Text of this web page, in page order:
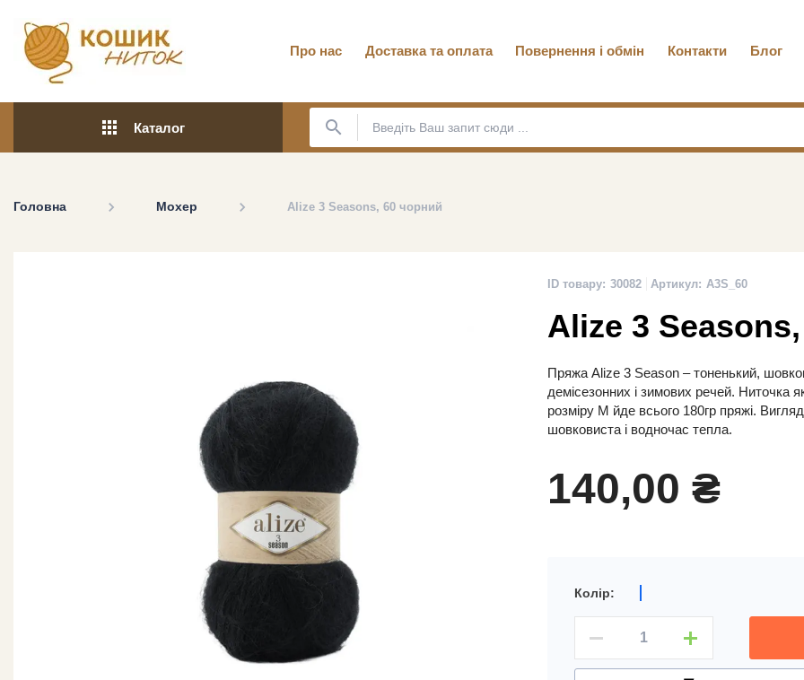
Про нас Доставка та оплата Повернення і обмін Контакти Блог
apps Каталог search
Головна Мохер Alize 3 Seasons, 60 чорний
ID товару: 30082 Артикул: A3S_60
Alize 3
Пряжа Alize 3 Season – тоненький,
демісезонних і зимових речей. Ниточка
розміру М йде всього 180гр пряжі.
шовковиста і водночас тепла.
140,00 ₴
Колір